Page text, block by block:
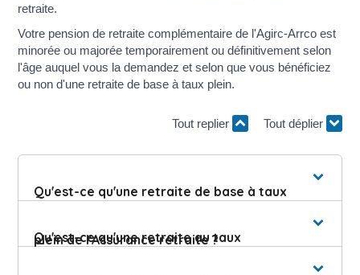
retraite.
Votre pension de retraite complémentaire de l'Agirc-Arrco est
minorée ou majorée temporairement ou définitivement selon
l'âge auquel vous la demandez et selon que vous bénéficiez
ou non d'une retraite de base à taux plein.
Tout replier Tout déplier
Qu'est-ce qu'une retraite de base à taux
plein de l'Assurance retraite ?
Qu'est-ce qu'une retraite au taux